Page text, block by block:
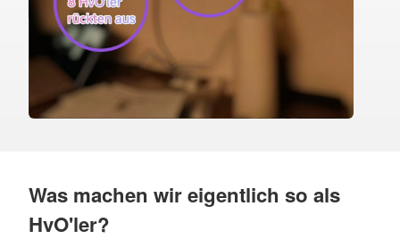
Was machen wir eigentlich so als
HvO'ler?